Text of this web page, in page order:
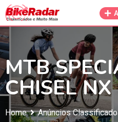
MTB
CHISEL
Home Anúncios